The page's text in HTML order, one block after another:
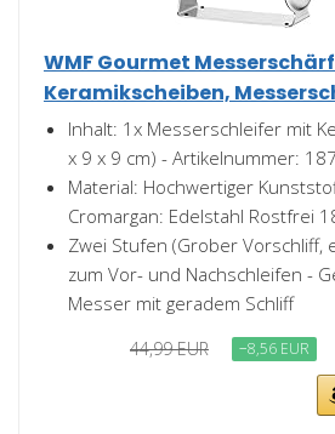
WMF Gourmet
Keramikscheiben,
Inhalt: 1x Messerschleifer mit
x 9 x 9 cm) - Artikelnummer:
Material: Hochwertiger
Cromargan: Edelstahl Rostfrei
Zwei Stufen (Grober Vorschliff,
zum Vor- und Nachschleifen -
Messer mit geradem Schliff
44,99 EUR −8,56 EUR